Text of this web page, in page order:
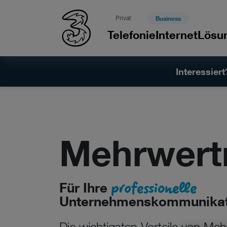
Privat Business
TelefonieInternet
Für Ihre professionelle